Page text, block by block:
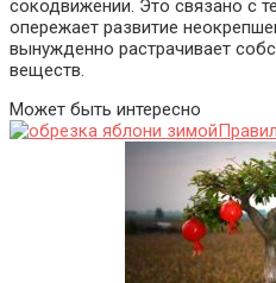
сокодвижении. Это связано с
опережает развитие
вынужденно растрачивает
веществ.
Может быть интересно